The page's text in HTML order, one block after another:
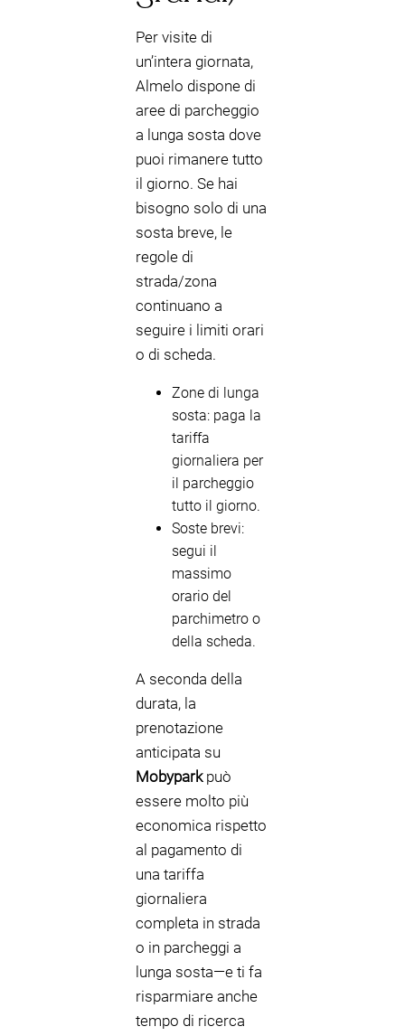
Per visite di
un’intera giornata,
Almelo dispone di
aree di parcheggio
a lunga sosta dove
puoi rimanere tutto
il giorno. Se hai
bisogno solo di una
sosta breve, le
regole di
strada/zona
continuano a
seguire i limiti orari
o di scheda.
Zone di lunga
sosta: paga la
tariffa
giornaliera per
il parcheggio
tutto il giorno.
Soste brevi:
segui il
massimo
orario del
parchimetro o
della scheda.
A seconda della
durata, la
prenotazione
anticipata su
Mobyparkpuò
essere molto più
economica rispetto
al pagamento di
una tariffa
giornaliera
completa in strada
o in parcheggi a
lunga sosta—e ti fa
risparmiare anche
tempo di ricerca